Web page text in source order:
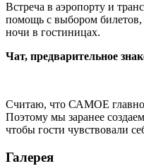
Встреча в аэропорту и
помощь с выбором
ночи в гостиницах.
Чат, предварительное
Считаю, что САМОЕ
Поэтому мы заранее
чтобы гости чувствовали
Галерея